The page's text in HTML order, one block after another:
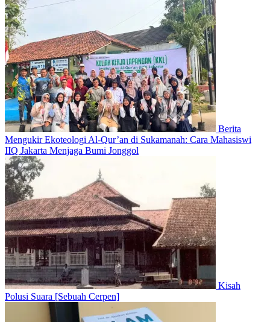
Berita
Mengukir Ekoteologi Al-Qur’an di Sukamanah: Cara Mahasiswi
IIQ Jakarta Menjaga Bumi Jonggol
Kisah
Polusi Suara [Sebuah Cerpen]